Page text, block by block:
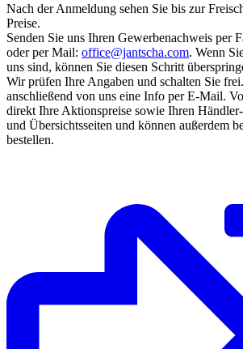
Nach der Anmeldung sehen Sie bis zur
Preise.
Senden Sie uns Ihren Gewerbenachweis per
oder per Mail: office@jantscha.com. Wenn
uns sind, können Sie diesen Schritt
Wir prüfen Ihre Angaben und schalten Sie
anschließend von uns eine Info per E-Mail.
direkt Ihre Aktionspreise sowie Ihren
und Übersichtsseiten und können außerdem
bestellen.